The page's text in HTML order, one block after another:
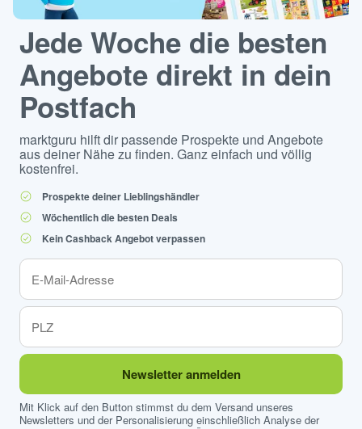
Jede Woche die besten
Angebote direkt in dein
Postfach
marktguru hilft dir passende Prospekte und Angebote
aus deiner Nähe zu finden. Ganz einfach und völlig
kostenfrei.
Prospekte deiner Lieblingshändler
Wöchentlich die besten Deals
Kein Cashback Angebot verpassen
Newsletter anmelden
Mit Klick auf den Button stimmst du dem Versand unseres
Newsletters und der Personalisierung einschließlich Analyse der